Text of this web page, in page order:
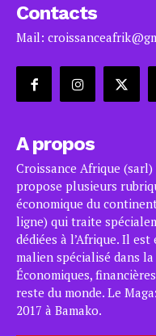
Contacts
Mail:
A propos
Croissance Afrique
propose plusieurs
économique du
ligne) qui traite
dédiées à l’Afrique. Il
malien spécialisé dans
Économiques,
reste du monde. Le
2017 à Bamako.